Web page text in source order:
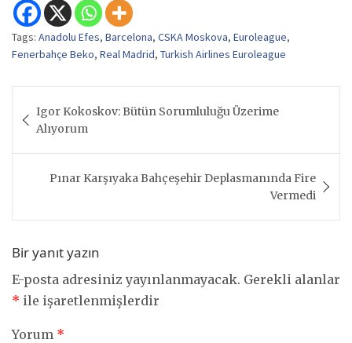
Tags: Anadolu Efes, Barcelona, CSKA Moskova, Euroleague,
Fenerbahçe Beko, Real Madrid, Turkish Airlines Euroleague
gezinmesi
Igor Kokoskov: Bütün Sorumluluğu Üzerime
Alıyorum
Pınar Karşıyaka Bahçeşehir Deplasmanında Fire
Vermedi
Bir yanıt yazın
E-posta adresiniz yayınlanmayacak. Gerekli alanlar
* ile işaretlenmişlerdir
Yorum *